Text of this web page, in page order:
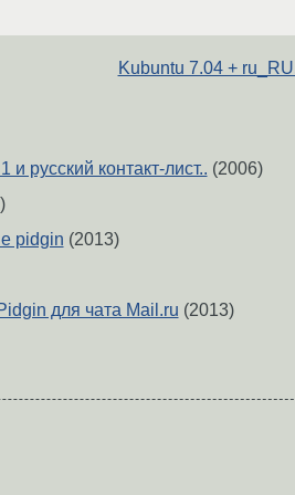
Kubuntu 7.04 +
и русский контакт-лист.. (2006)
pidgin (2013)
для чата Mail.ru (2013)